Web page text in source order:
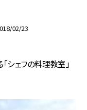
02/23
シェフの料理教室」